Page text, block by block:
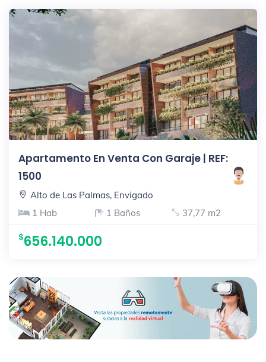
Apartamento En Venta Con Garaje | REF:
1500
Alto de Las Palmas, Envigado
1 Hab
1 Baños 37,77 m2
656.140.000